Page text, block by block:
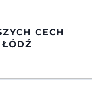
CECH